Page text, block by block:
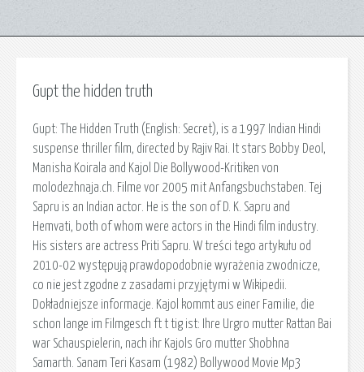
Gupt the hidden truth
Gupt: The Hidden Truth (English: Secret), is a 1997 Indian Hindi
suspense thriller film, directed by Rajiv Rai. It stars Bobby Deol,
Manisha Koirala and Kajol Die Bollywood-Kritiken von
molodezhnaja.ch. Filme vor 2005 mit Anfangsbuchstaben. Tej
Sapru is an Indian actor. He is the son of D. K. Sapru and
Hemvati, both of whom were actors in the Hindi film industry.
His sisters are actress Priti Sapru. W treści tego artykułu od
2010-02 występują prawdopodobnie wyrażenia zwodnicze,
co nie jest zgodne z zasadami przyjętymi w Wikipedii.
Dokładniejsze informacje. Kajol kommt aus einer Familie, die
schon lange im Filmgesch ft t tig ist: Ihre Urgro mutter Rattan Bai
war Schauspielerin, nach ihr Kajols Gro mutter Shobhna
Samarth. Sanam Teri Kasam (1982) Bollywood Movie Mp3